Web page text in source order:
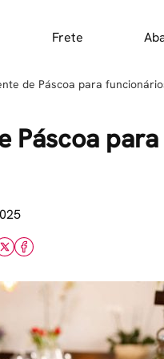
Frete
de Páscoa para
Páscoa